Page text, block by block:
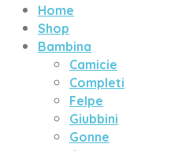
Home
Shop
Bambina
Camicie
Completi
Felpe
Giubbini
Gonne